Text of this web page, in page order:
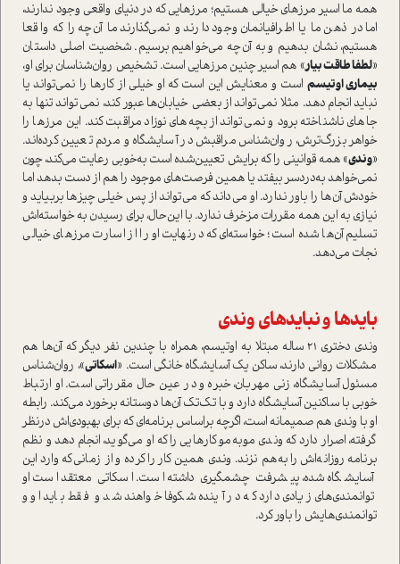
همه ما اسیر مرزهای خیالی هستیم؛ مرزهایی که در دنیای واقعی وجود ندارند‌،
اما در ذهن ما یا اطرافیانمان وجود دارند و نمی‌گذارند ما آن‌چه را که واقعا
هستیم، نشان بدهیم و به آن‌چه می‌خواهیم برسیم. شخصیت اصلی دا‌ستان
«لطفا طاقت بیار» هم اسیر چنین مرزهایی ا‌ست. تشخیص روان‌شناسان برای او،
بیماری اوتیسم ا‌ست و معنایش این ا‌ست که او خیلی از کارها را نمی‌تواند یا
نباید انجام دهد. مثلا نمی‌تواند از بعضی خیابان‌ها عبور کند، نمی‌تواند تنها به
جاهای ناشناخته برود و نمی‌تواند از بچه‌های نوزاد مراقبت کند. این مرزها را
خواهر بزرگ‌ترش، روان‌شناس مراقبش در آسایشگاه و مردم تعیین کرده‌اند.
«وندی» همه قوانینی را که برایش تعیین‌شده ا‌ست به‌خوبی رعایت می‌کند، چون
نمی‌خواهد به‌دردسر بیفتد یا همین فرصت‌های موجود را هم از دست بدهد اما
خودش آن‌ها را باور ندارد. او می‌داند که می‌تواند از پس خیلی چیزها بربیاید و
نیازی به این همه مقررات مزخرف ندارد. با این‌حال، برای رسیدن به خوا‌سته‌اش
تسلیم آن‌ها شده ا‌ست؛ خوا‌سته‌ای که در‌نهایت او را از اسارت مرزهای خیالی
نجات می‌دهد.
بایدها و نبایدهای وندی
وندی دختری 21 ساله مبتلا به اوتیسم، همراه با چندین نفر دیگر که آن‌ها هم
مشکلات روانی دارند‌، ساکن یک آسایشگاه خانگی ا‌ست. «اسکاتی»، روان‌شناس
مسئول آسایشگاه، زنی مهربان، خبره و در عین حال مقرراتی ا‌ست. او ارتباط
خوبی با ساکنین آسایشگاه دارد و با تک‌تک آن‌ها دوستانه برخورد می‌کند. رابطه
او با وندی هم صمیمانه ا‌ست، اگرچه بر‌اساس برنامه‌ای که برای بهبودی‌اش در‌نظر
گرفته، اصرار دارد که وندی مو‌به‌مو کارهایی را که او می‌گوید، انجام دهد و نظم
برنامه روزانه‌اش را به‌هم نزند. وندی همین کار را کرده و از زمانی‌که وارد این
آسایشگاه شده، پیشرفت چشمگیری داشته ا‌ست. اسکاتی معتقد ا‌ست او
توانمندی‌های زیادی دارد که در آینده شکوفا خواهند شد و فقط باید او و
توانمندی‌هایش را باور کرد.